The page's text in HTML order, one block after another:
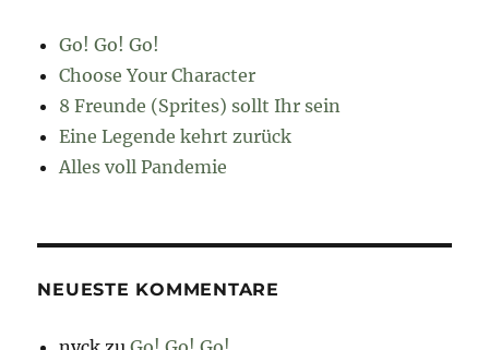
Go! Go! Go!
Choose Your Character
8 Freunde (Sprites) sollt Ihr sein
Eine Legende kehrt zurück
Alles voll Pandemie
NEUESTE KOMMENTARE